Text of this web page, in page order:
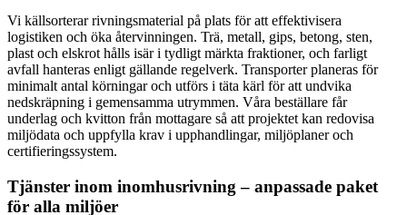
Vi källsorterar rivningsmaterial på plats för att effektivisera
logistiken och öka återvinningen. Trä, metall, gips, betong, sten,
plast och elskrot hålls isär i tydligt märkta fraktioner, och farligt
avfall hanteras enligt gällande regelverk. Transporter planeras för
minimalt antal körningar och utförs i täta kärl för att undvika
nedskräpning i gemensamma utrymmen. Våra beställare får
underlag och kvitton från mottagare så att projektet kan redovisa
miljödata och uppfylla krav i upphandlingar, miljöplaner och
certifieringssystem.
Tjänster inom inomhusrivning – anpassade paket
för alla miljöer